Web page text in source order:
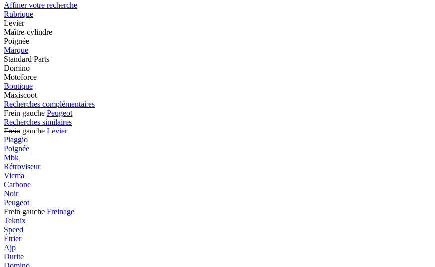
Affiner votre recherche
Rubrique
Levier
Maître-cylindre
Poignée
Marque
Standard Parts
Domino
Motoforce
Boutique
Maxiscoot
Recherches complémentaires
Frein gauche Peugeot
Recherches similaires
Frein gauche Levier
Piaggio
Poignée
Mbk
Rétroviseur
Vicma
Carbone
Noir
Peugeot
Frein gauche Freinage
Teknix
Speed
Étrier
Ajp
Durite
Domino